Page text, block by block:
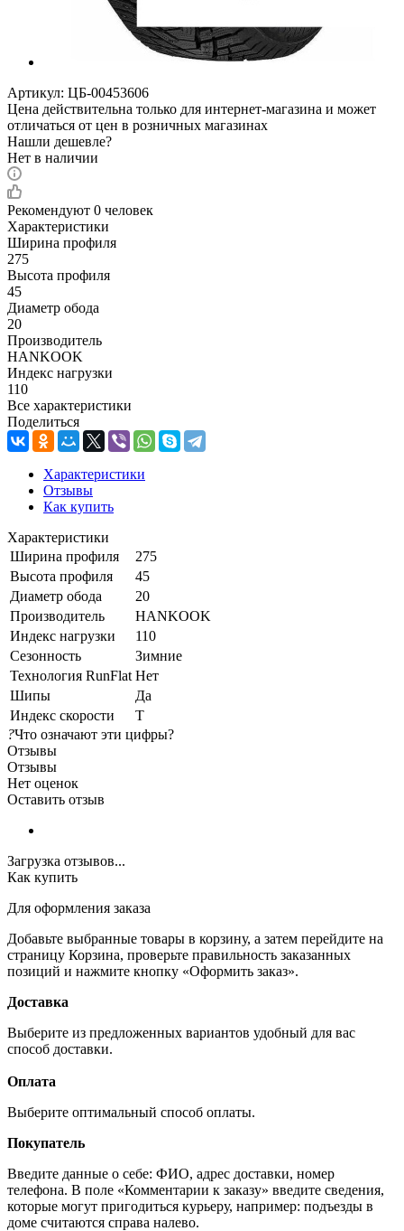
Артикул: ЦБ-00453606
Цена действительна только для интернет-магазина и может
отличаться от цен в розничных магазинах
Нашли дешевле?
Нет в наличии
Рекомендуют 0 человек
Характеристики
Ширина профиля
275
Высота профиля
45
Диаметр обода
20
Производитель
HANKOOK
Индекс нагрузки
110
Все характеристики
Поделиться
Характеристики
Отзывы
Как купить
Характеристики
Ширина профиля
275
Высота профиля
45
Диаметр обода
20
Производитель
HANKOOK
Индекс нагрузки
110
Сезонность
Зимние
Технология RunFlat Нет
Шипы
Да
Индекс скорости
T
?Что означают эти цифры?
Отзывы
Отзывы
Нет оценок
Оставить отзыв
Загрузка отзывов...
Как купить
Для оформления заказа
Добавьте выбранные товары в корзину, а затем перейдите на
страницу Корзина, проверьте правильность заказанных
позиций и нажмите кнопку «Оформить заказ».
Доставка
Выберите из предложенных вариантов удобный для вас
способ доставки.
Оплата
Выберите оптимальный способ оплаты.
Покупатель
Введите данные о себе: ФИО, адрес доставки, номер
телефона. В поле «Комментарии к заказу» введите сведения,
которые могут пригодиться курьеру, например: подъезды в
доме считаются справа налево.